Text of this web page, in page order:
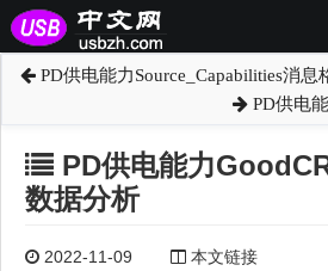
PD供电能力Source_Capabilities消
PD供电
PD供电能力
数据分析
2022-11-09
本文链接